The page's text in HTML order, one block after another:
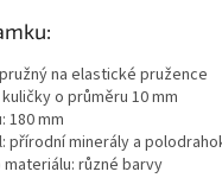
pružný na elastické pružence
kuličky o průměru 10 mm
180 mm
přírodní minerály a
materiálu: různé barvy